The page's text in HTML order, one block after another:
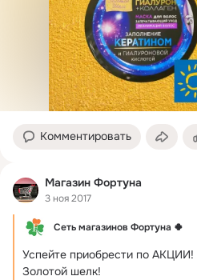
Комментировать
Магазин Фортуна
3 ноя 2017
Сеть магазинов Фортуна 🍀
Успейте приобрести по АКЦИИ!
Золотой шелк!